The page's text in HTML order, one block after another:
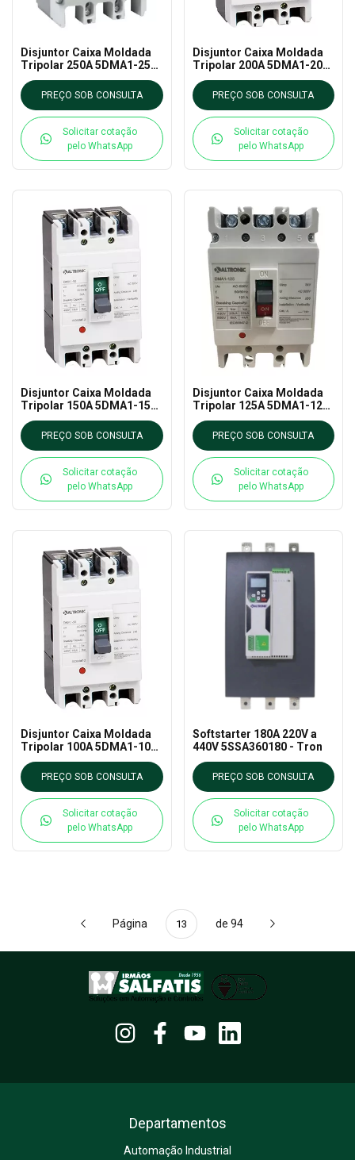
Disjuntor Caixa Moldada
Tripolar 250A 5DMA1-250-
50K TRON
PREÇO SOB CONSULTA
Solicitar cotação
pelo WhatsApp
Disjuntor Caixa Moldada
Tripolar 200A 5DMA1-200-
35K TRON
PREÇO SOB CONSULTA
Solicitar cotação
pelo WhatsApp
Disjuntor Caixa Moldada
Tripolar 150A 5DMA1-150-
35K TRON
PREÇO SOB CONSULTA
Solicitar cotação
pelo WhatsApp
Disjuntor Caixa Moldada
Tripolar 125A 5DMA1-125-
35K TRON
PREÇO SOB CONSULTA
Solicitar cotação
pelo WhatsApp
Disjuntor Caixa Moldada
Tripolar 100A 5DMA1-100-
35K TRON
PREÇO SOB CONSULTA
Solicitar cotação
pelo WhatsApp
Softstarter 180A 220V a
440V 5SSA360180 - Tron
PREÇO SOB CONSULTA
Solicitar cotação
pelo WhatsApp
Página de 94
Departamentos
Automação Industrial